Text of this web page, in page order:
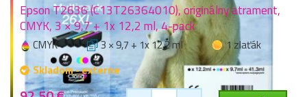
Epson T2636 (C13T26364010), originálny atrament,
CMYK, 3 × 9,7 + 1x 12,2 ml, 4-pack
CMYK 3 × 9,7 + 1x 12,2 ml
1 zlaťák
Skladom - externe